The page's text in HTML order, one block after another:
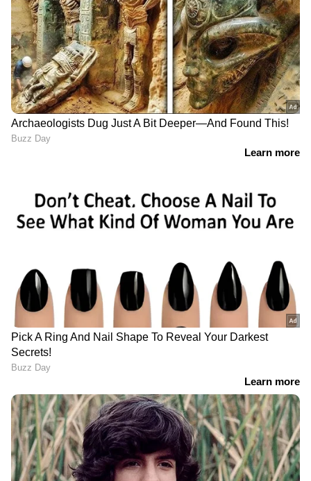
സാധനങ്ങളുടെ വില കൂട്ടുമെങ്കിലും, അത്
ഇറക്കുമതി കുറയ്ക്കാന്‍ ഇന്ത്യയെ
സഹായിക്കും. വിപണിയില്‍ ആര്‍ബിഐ
അമിതമായി ഇടപെടുന്നത് നല്ലതല്ല. ഇന്ത്യയ്ക്ക്
നിലവില്‍ 70,000 കോടി ശക്തമായ വിദേശനാണ്യ
കരുതല്‍ ശേഖരമുണ്ടെങ്കിലും അത്
പരിമിതമാണ്. വിപണി നിലനിര്‍ത്താന്‍ ഡോളര്‍
അമിതമായി ഒഴുക്കിയാല്‍ കരുതല്‍ ശേഖരം
നഷ്ടപ്പെടുകയേ ഉള്ളൂവെന്നും അവര്‍
വ്യക്തമാക്കി.